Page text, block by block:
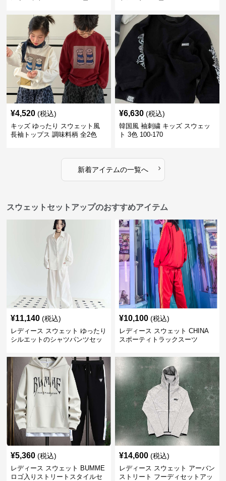
¥4,520 (税込)
キッズ ゆったり スウェット風
長袖トップス 調味料柄 全2色
¥6,630 (税込)
韓国風 袖刺繍 キッズ スウェッ
ト 3色 100-170
新着アイテムの一覧へ ›
スウェットセットアップのおすすめアイテム
¥11,140 (税込)
レディース スウェット ゆったり
シルエットのシャツパンツセッ
¥10,100 (税込)
レディース スウェット CHINA
スポーティトラックスーツ
¥5,360 (税込)
レディース スウェット BUMME
ロゴ入りストリートスタイルセ
¥14,600 (税込)
レディース スウェット アーバン
ストリート フーディセットアッ